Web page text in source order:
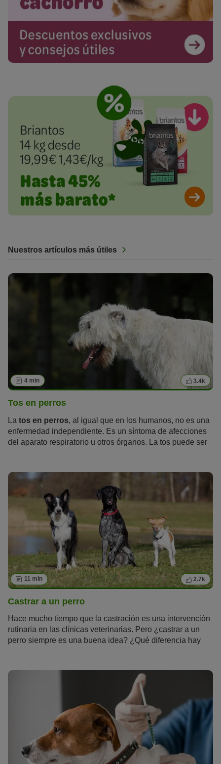
Nuestros artículos más útiles
4 min 3.4k
Tos en perros
La tos en perros, al igual que en los humanos, no es una
enfermedad independiente. Es un síntoma de afecciones
del aparato respiratorio u otros órganos. La tos puede ser
A menudo la tos puede confundirse con vómitos o
regurgitación, estornudos inversos, asfixia o jadeos
intensos. Podemos diferenciar entre tos irritativa sin
expulsión (tos no productiva) y tos húmeda con expulsión
(tos productiva). Ambos tipos de tos pueden ser crónicos o
11 min 2.7k
Castrar a un perro
Hace mucho tiempo que la castración es una intervención
rutinaria en las clínicas veterinarias. Pero ¿castrar a un
perro siempre es una buena idea? ¿Qué diferencia hay
los pros y contras de castrar a un perro.